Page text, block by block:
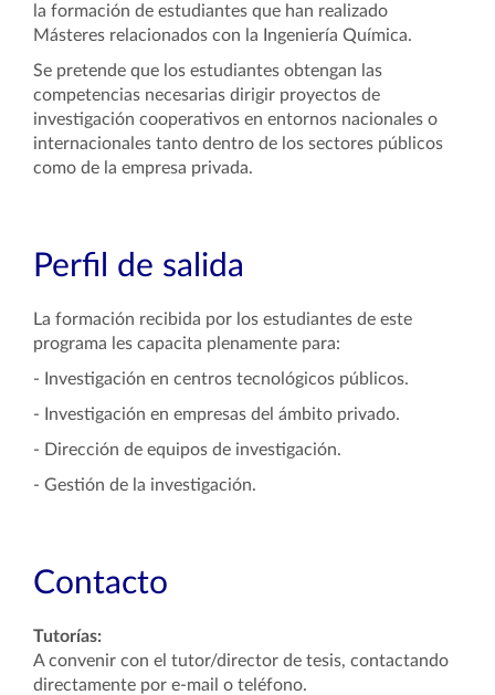
la formación de estudiantes que han realizado
Másteres relacionados con la Ingeniería Química.
Se pretende que los estudiantes obtengan las
competencias necesarias dirigir proyectos de
investigación cooperativos en entornos nacionales o
internacionales tanto dentro de los sectores públicos
como de la empresa privada.
Perfil de salida
La formación recibida por los estudiantes de este
programa les capacita plenamente para:
- Investigación en centros tecnológicos públicos.
- Investigación en empresas del ámbito privado.
- Dirección de equipos de investigación.
- Gestión de la investigación.
Contacto
Tutorías:
A convenir con el tutor/director de tesis, contactando
directamente por e-mail o teléfono.